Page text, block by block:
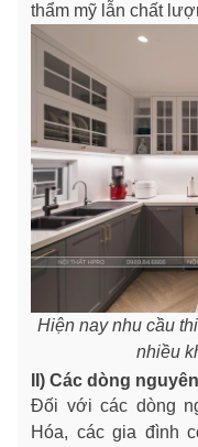
thẩm mỹ lẫn chất
Hiện nay nhu cầu
nhiều
II) Các dòng
Đối với các dòng
Hóa, các gia đình